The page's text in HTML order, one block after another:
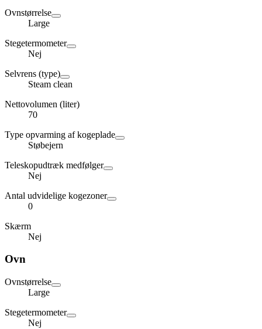
Ovnstørrelse
Large
Stegetermometer
Nej
Selvrens (type)
Steam clean
Nettovolumen (liter)
70
Type opvarming af kogeplade
Støbejern
Teleskopudtræk medfølger
Nej
Antal udvidelige kogezoner
0
Skærm
Nej
Ovn
Ovnstørrelse
Large
Stegetermometer
Nej